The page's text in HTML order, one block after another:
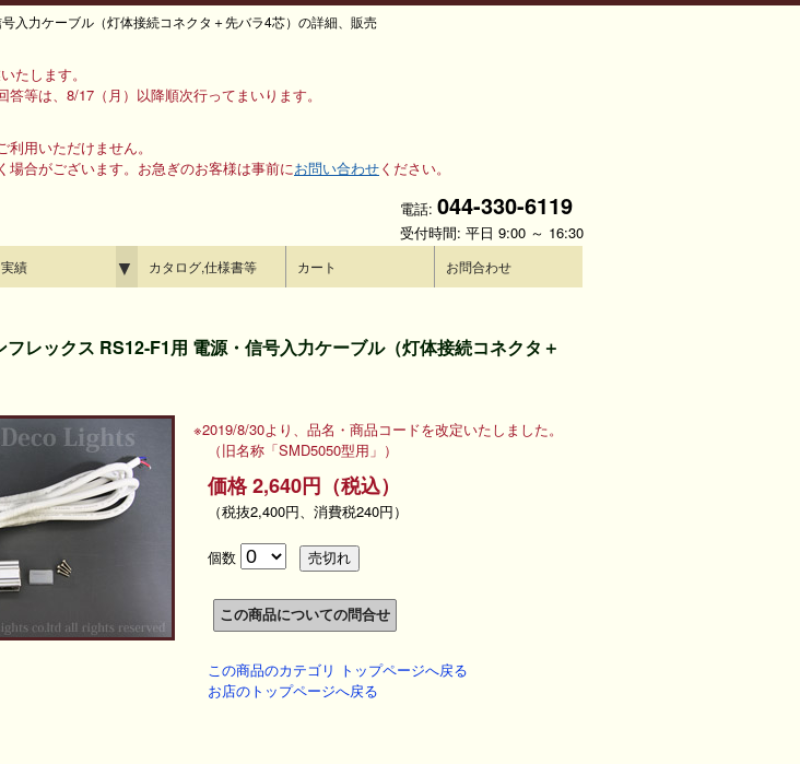
入力ケーブル（灯体接続コネクタ＋先バラ4芯）の詳細、販売
たします。
等は、8/17（月）以降順次行ってまいります。
用いただけません。
合がございます。お急ぎのお客様は事前にお問い合わせください。
電話: 044-330-6119
受付時間: 平日 9:00 ～ 16:30
実績 ▼ カタログ,仕様書等 カート お問合わせ
レックス RS12-F1用 電源・信号入力ケーブル（灯体接続コネクタ＋
※2019/8/30より、品名・商品コードを改定いたしました。
（旧名称「SMD5050型用」）
価格 2,640円（税込）
（税抜2,400円、消費税240円）
個数
この商品のカテゴリ トップページへ戻る
お店のトップページへ戻る